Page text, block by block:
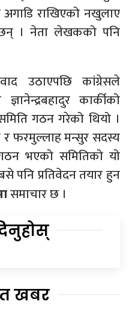
राखिएको नखुलाए
। नेता लेखकको पनि
उठाएपछि कांग्रेसले
कार्कीको
गठन गरेको थियो ।
र फरमुल्लाह मन्सुर सदस्य
भएको समितिको यो
पनि प्रतिवेदन तयार हुन
समाचार छ ।
खबर